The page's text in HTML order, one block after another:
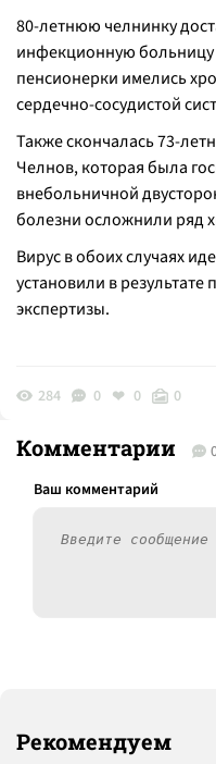
80-летнюю челнинку
инфекционную
пенсионерки имелись
сердечно-сосудистой
Также скончалась 73-
Челнов, которая была
внебольничной
болезни осложнили ряд
Вирус в обоих случаях
установили в
экспертизы.
284 0 0 0
Комментарии
Рекомендуем